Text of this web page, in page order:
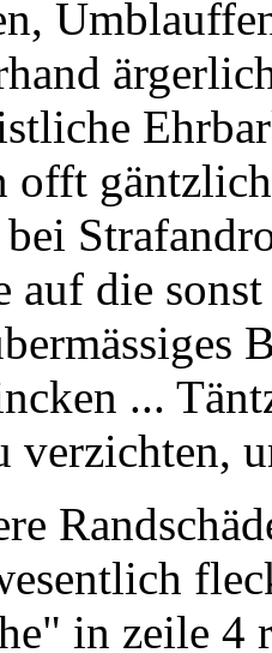
offt
auf die
...
verzichten,
in zeile 4